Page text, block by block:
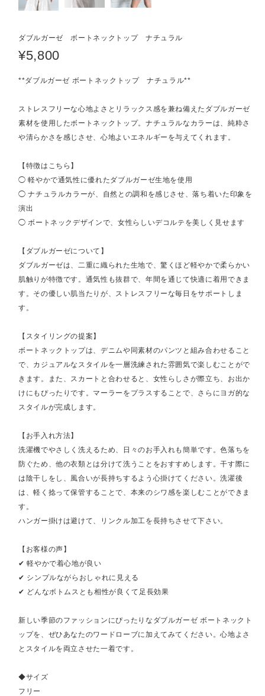
ダブルガーゼ ボートネックトップ ナチュラル
¥5,800
**ダブルガーゼ ボートネックトップ ナチュラル**
ストレスフリーな心地よさとリラックス感を兼ね備えたダブルガーゼ
素材を使用したボートネックトップ。ナチュラルなカラーは、純粋さ
や清らかさを感じさせ、心地よいエネルギーを与えてくれます。
【特徴はこちら】
◯ 軽やかで通気性に優れたダブルガーゼ生地を使用
◯ ナチュラルカラーが、自然との調和を感じさせ、落ち着いた印象を
演出
◯ ボートネックデザインで、女性らしいデコルテを美しく見せます
【ダブルガーゼについて】
ダブルガーゼは、二重に織られた生地で、驚くほど軽やかで柔らかい
肌触りが特徴です。通気性も抜群で、年間を通じて快適に着用できま
す。その優しい肌当たりが、ストレスフリーな毎日をサポートしま
す。
【スタイリングの提案】
ボートネックトップは、デニムや同素材のパンツと組み合わせること
で、カジュアルなスタイルを一層洗練された雰囲気で楽しむことがで
きます。また、スカートと合わせると、女性らしさが際立ち、お出か
けにもぴったりです。マーラーをプラスすることで、さらにヨガ的な
スタイルが完成します。
【お手入れ方法】
洗濯機でやさしく洗えるため、日々のお手入れも簡単です。色落ちを
防ぐため、他の衣類とは分けて洗うことをおすすめします。干す際に
は陰干しをし、風合いが長持ちするよう心掛けてください。洗濯後
は、軽く捻って保管することで、本来のシワ感を楽しむことができま
す。
ハンガー掛けは避けて、リンクル加工を長持ちさせて下さい。
【お客様の声】
✔ 軽やかで着心地が良い
✔ シンプルながらおしゃれに見える
✔ どんなボトムスとも相性が良くて足長効果
新しい季節のファッションにぴったりなダブルガーゼ ボートネックト
ップを、ぜひあなたのワードローブに加えてみてください。心地よさ
とスタイルを両立させた一着です。
◆サイズ
フリー